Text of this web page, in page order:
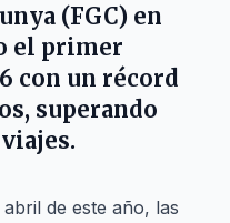
(FGC) en
el primer
con un récord
superando
de este año, las